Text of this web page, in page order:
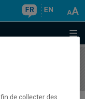
FR EN
de collecter des